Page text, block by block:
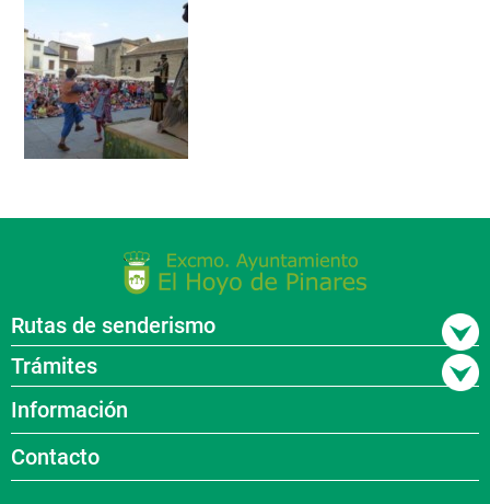
Rutas de senderismo
Trámites
Información
Contacto